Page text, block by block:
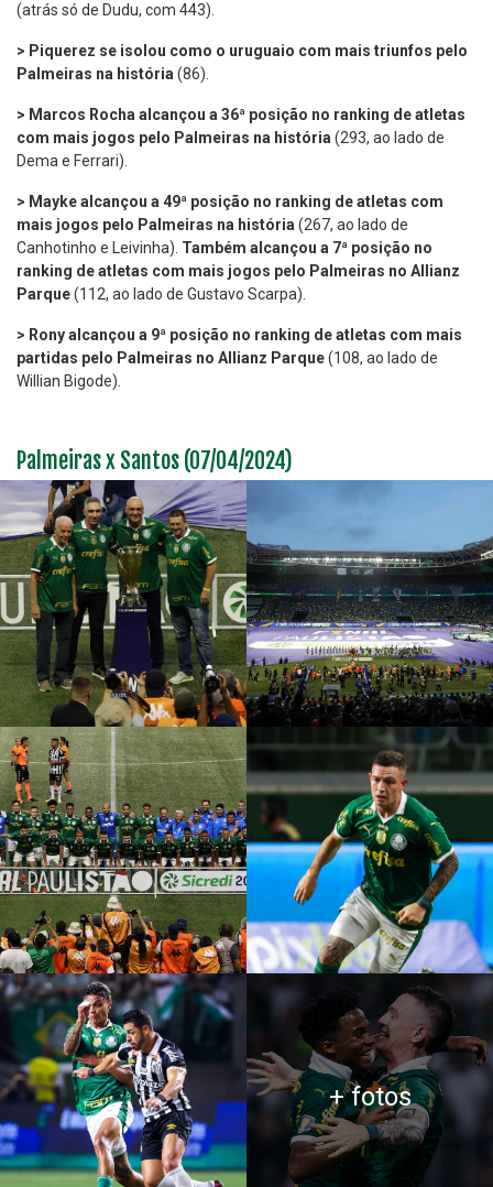
(atrás só de Dudu, com 443).
> Piquerez se isolou como o uruguaio com mais triunfos pelo
Palmeiras na história (86).
> Marcos Rocha alcançou a 36ª posição no ranking de atletas
com mais jogos pelo Palmeiras na história (293, ao lado de
Dema e Ferrari).
> Mayke alcançou a 49ª posição no ranking de atletas com
mais jogos pelo Palmeiras na história (267, ao lado de
Canhotinho e Leivinha). Também alcançou a 7ª posição no
ranking de atletas com mais jogos pelo Palmeiras no Allianz
Parque(112, ao lado de Gustavo Scarpa).
> Rony alcançou a 9ª posição no ranking de atletas com mais
partidas pelo Palmeiras no Allianz Parque(108, ao lado de
Willian Bigode).
Palmeiras x Santos (07/04/2024)
+ fotos